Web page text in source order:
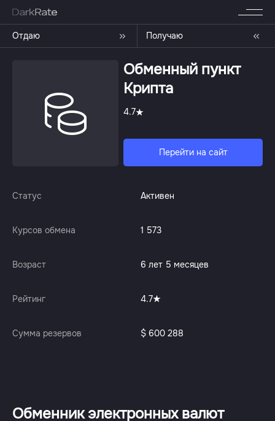
Отдаю Получаю
Обменный пункт
Крипта
4.7
Перейти на сайт
Статус Активен
Курсов обмена 1 573
Возраст 6 лет 5 месяцев
Рейтинг 4.7
Сумма резервов $ 600 288
Обменник электронных валют